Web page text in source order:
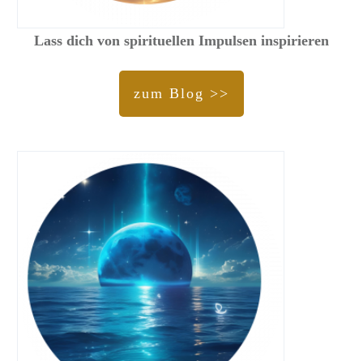
Lass dich von spirituellen Impulsen inspirieren
zum Blog >>